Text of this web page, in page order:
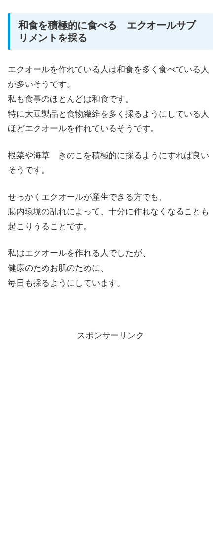
和食を積極的に食べる エクオールサプ
リメントを採る
エクオールを作れている人は和食を多く食べている人
が多いそうです。
私も食事のほとんどは和食です。
特に大豆製品と食物繊維を多く採るようにしている人
ほどエクオールを作れているそうです。
根菜や海草 きのこを積極的に採るようにすれば良い
そうです。
せっかくエクオールが産生できる方でも、
腸内環境の乱れによって、十分に作れなくなることも
起こりうることです。
私はエクオールを作れる人でしたが、
健康のためお肌のために、
毎日 も採るようにしています。
スポンサーリンク